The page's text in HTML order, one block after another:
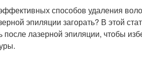
способов удаления
эпиляции загорать? В этой
лазерной эпиляции, чтобы